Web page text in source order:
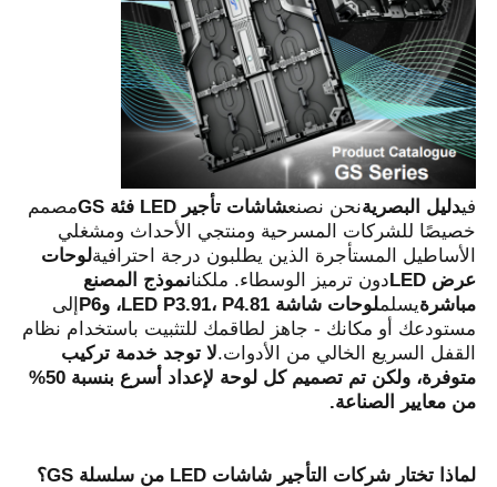
المنزل
منتجات
فيدليل البصريةنحن نصنعشاشات تأجير LED فئة GS
الأساطيل المستأجرة الذين يطلبون درجة احترافية
عرض LED
دون ترميز الوسطاء. ملكنا
مباشرةيسلملوحات شاشة LED P3.91، P4.81، وP6
القفل السريع الخالي من الأدوات.
من معايير الصناعة.
لماذا تختار شركات التأجير شاشات LED من سلسلة GS؟